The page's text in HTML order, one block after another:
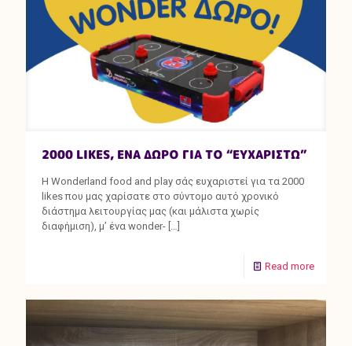
2000 LIKES, ΕΝΑ ΔΩΡΟ ΓΙΑ ΤΟ “ΕΥΧΑΡΙΣΤΩ”
H Wonderland food and play σάς ευχαριστεί για τα 2000
likes που μας χαρίσατε στο σύντομο αυτό χρονικό
διάστημα λειτουργίας μας (και μάλιστα χωρίς
διαφήμιση), μ’ ένα wonder- […]
Read more